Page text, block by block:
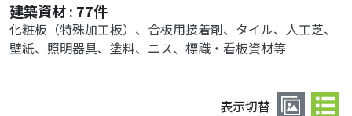
建築資材 : 77件
化粧板（特殊加工板）、合板用接着剤、タイル、人工芝、
壁紙、照明器具、塗料、ニス、標識・看板資材等
表示切替